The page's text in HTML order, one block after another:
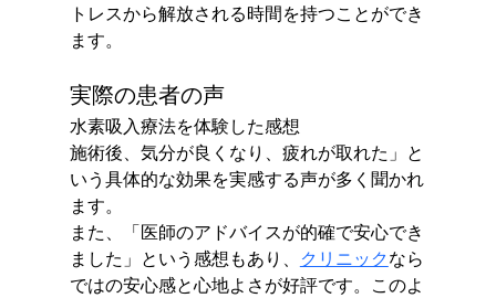
トレスから解放される時間を持つことができ
ます。
実際の患者の声
水素吸入療法を体験した感想
施術後、気分が良くなり、疲れが取れた」と
いう具体的な効果を実感する声が多く聞かれ
ます。
また、「医師のアドバイスが的確で安心でき
ました」という感想もあり、
クリニックなら
ではの安心感と心地よさが好評です。このよ